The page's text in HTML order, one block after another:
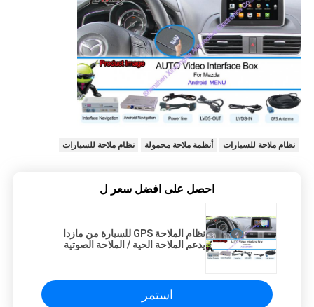
نظام ملاحة للسيارات أنظمة ملاحة محمولة نظام ملاحة للسيارات
احصل على افضل سعر ل
نظام الملاحة GPS للسيارة من مازدا
يدعم الملاحة الحية / الملاحة الصوتية
استمر